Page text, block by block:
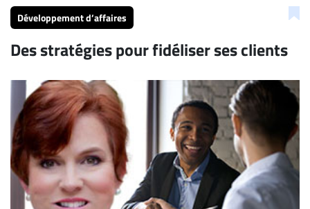
Accueil
Continu
Bureaux
Conseillers
Juridiques
Campus
Carrière
Archives
Développement d’affaires
Des stratégies pour fidéliser ses clients